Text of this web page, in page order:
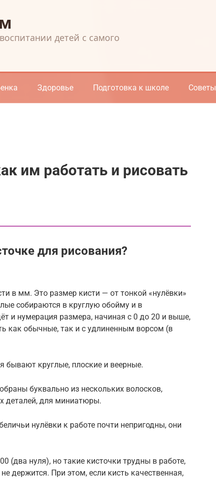
детей с самого
Здоровье Подготовка к школе Советы
им работать и рисовать
для рисования?
в мм. Это размер кисти — от тонкой «нулёвки»
собираются в круглую обойму и в
и нумерация размера, начиная с 0 до 20 и выше,
как обычные, так и с удлиненным ворсом (в
бывают круглые, плоские и веерные.
буквально из нескольких волосков,
деталей, для миниатюры.
нулёвки к работе почти непригодны, они
(два нуля), но такие кисточки трудны в работе,
держится. При этом, если кисть качественная,